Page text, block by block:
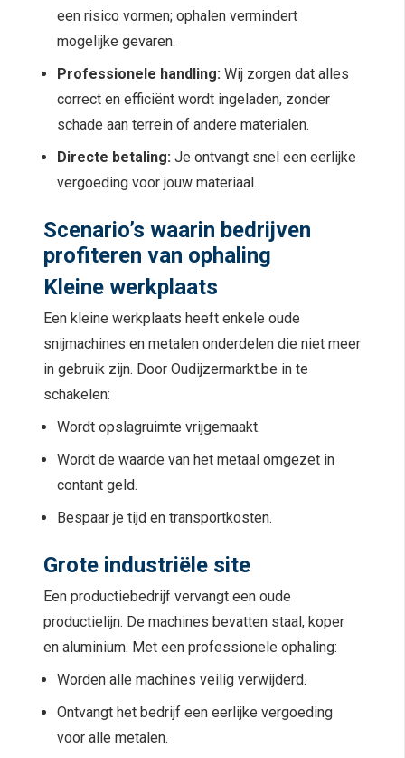
een risico vormen; ophalen vermindert
mogelijke gevaren.
Professionele handling: Wij zorgen dat alles
correct en efficiënt wordt ingeladen, zonder
schade aan terrein of andere materialen.
Directe betaling: Je ontvangt snel een eerlijke
vergoeding voor jouw materiaal.
Scenario’s waarin bedrijven
profiteren van ophaling
Kleine werkplaats
Een kleine werkplaats heeft enkele oude
snijmachines en metalen onderdelen die niet meer
in gebruik zijn. Door Oudijzermarkt.be in te
schakelen:
Wordt opslagruimte vrijgemaakt.
Wordt de waarde van het metaal omgezet in
contant geld.
Bespaar je tijd en transportkosten.
Grote industriële site
Een productiebedrijf vervangt een oude
productielijn. De machines bevatten staal, koper
en aluminium. Met een professionele ophaling:
Worden alle machines veilig verwijderd.
Ontvangt het bedrijf een eerlijke vergoeding
voor alle metalen.